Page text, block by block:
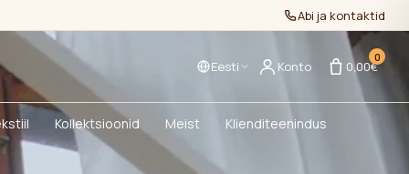
Abi ja kontaktid
Eesti Konto
0
0,00€
Kollektsioonid Meist Klienditeenindus